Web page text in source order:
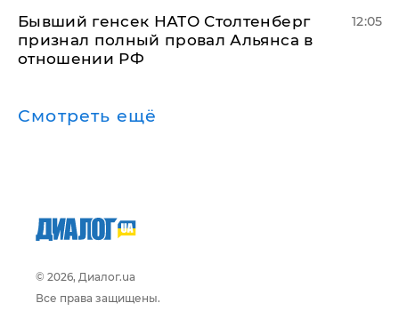
Бывший генсек НАТО Столтенберг
признал полный провал Альянса в
отношении РФ
12:05
Смотреть ещё
© 2026, Диалог.ua
Все права защищены.